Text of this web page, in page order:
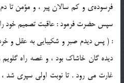
فرسوده‌ي و كم سالان پير ، و مؤمن تا
سپس حضرت فرمود : عاقبت تصميم خود را
: ( پس ديدم صبر و شكيبايي به عقل و
ديده گان خاشاك بود ، و غصه راه گلويم
غارت مي رود . تا نوبت اولي سپري شد